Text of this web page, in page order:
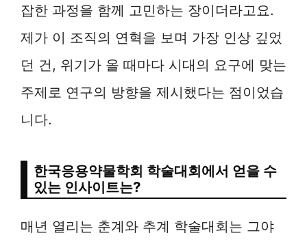
잡한 과정을 함께 고민하는 장이더라고요.
제가 이 조직의 연혁을 보며 가장 인상 깊었
던 건, 위기가 올 때마다 시대의 요구에 맞는
주제로 연구의 방향을 제시했다는 점이었습
니다.
한국응용약물학회 학술대회에서 얻을 수
있는 인사이트는?
매년 열리는 춘계와 추계 학술대회는 그야